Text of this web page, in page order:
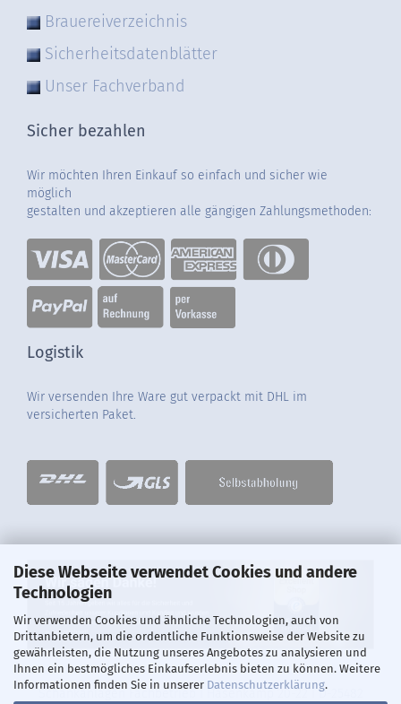
Diese Webseite verwendet Cookies und andere
Technologien
Wir verwenden Cookies und ähnliche Technologien, auch von
Drittanbietern, um die ordentliche Funktionsweise der Website zu
gewährleisten, die Nutzung unseres Angebotes zu analysieren und
Ihnen ein bestmögliches Einkaufserlebnis bieten zu können. Weitere
Informationen finden Sie in unserer Datenschutzerklärung.
Brauereiverzeichnis
Sicherheitsdatenblätter
Unser Fachverband
Sicher bezahlen
Wir möchten Ihren Einkauf so einfach und sicher wie
möglich
gestalten und akzeptieren alle gängigen Zahlungsmethoden:
Logistik
Wir versenden Ihre Ware gut verpackt mit DHL im
versicherten Paket.
Schankanlagen Fachbetrieb I Hasenkamp 20-22 I D-25482